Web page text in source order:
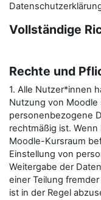
Vollständige
Rechte und
1. Alle Nutzer*innen
Nutzung von
personenbezogene
rechtmäßig ist.
Moodle-Kursraum
Einstellung von
Weitergabe der
einer Teilung
ist in der Regel